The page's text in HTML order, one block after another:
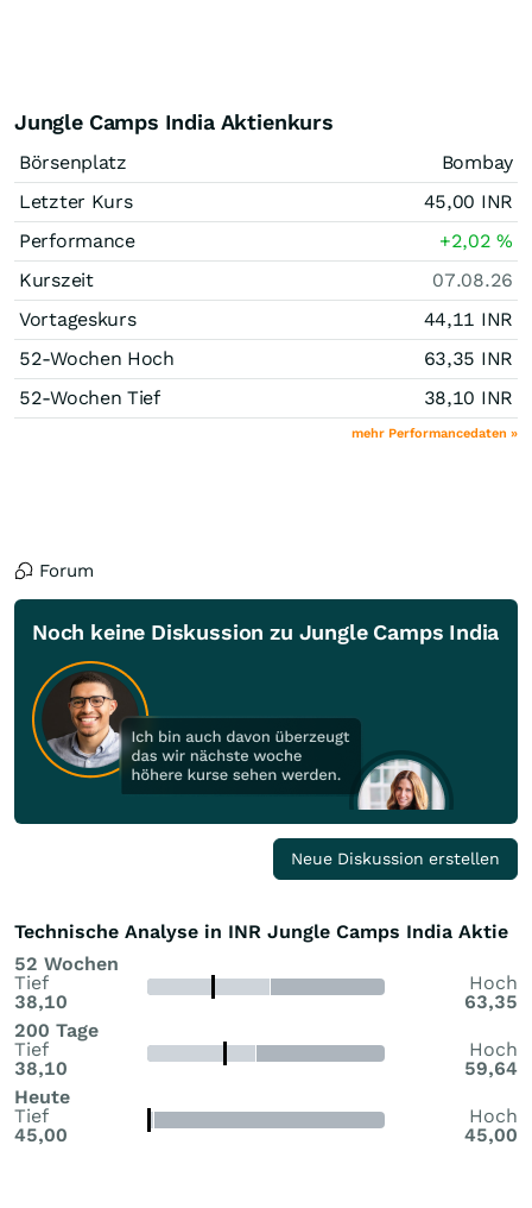
Jungle Camps India Aktienkurs
Börsenplatz
Bombay
Letzter Kurs
45,00 INR
Performance
+2,02%
Kurszeit
07.08.26
Vortageskurs
44,11 INR
52-Wochen Hoch
63,35 INR
52-Wochen Tief
38,10 INR
mehr Performancedaten »
Forum
Noch keine Diskussion zu Jungle Camps India
Neue Diskussion erstellen
Technische Analyse in INR Jungle Camps India Aktie
52 Wochen
Tief
38,10
Hoch
63,35
200 Tage
Tief
38,10
Hoch
59,64
Heute
Tief
45,00
Hoch
45,00